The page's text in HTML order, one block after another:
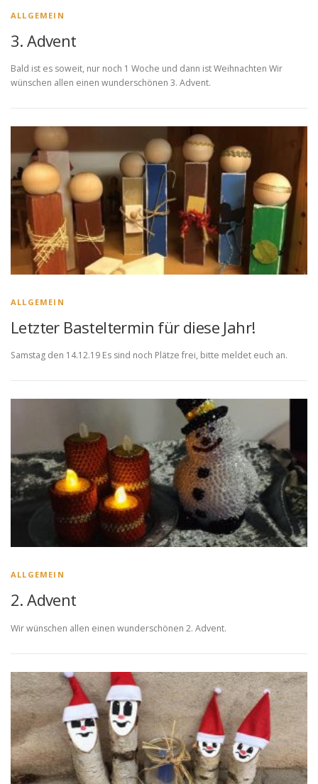
ALLGEMEIN
3. Advent
Bald ist es soweit, nur noch 1 Woche und dann ist Weihnachten Wir
wünschen allen einen wunderschönen 3. Advent.
ALLGEMEIN
Letzter Basteltermin für diese Jahr!
Samstag den 14.12.19 Es sind noch Plätze frei, bitte meldet euch an.
ALLGEMEIN
2. Advent
Wir wünschen allen einen wunderschönen 2. Advent.